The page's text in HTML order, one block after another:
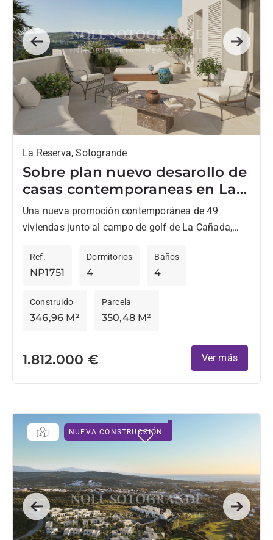
Previous Next
La Reserva, Sotogrande
Sobre plan nuevo desarollo de
casas contemporaneas en La
Reserva
Una nueva promoción contemporánea de 49
viviendas junto al campo de golf de La Cañada,
destaca por su...
NP1751
Ref.
4
Dormitorios
4
Baños
346,96 M²
Construido
350,48 M²
Parcela
1.812.000 € Ver más
NUEVA CONSTRUCCIÓN
Previous Next